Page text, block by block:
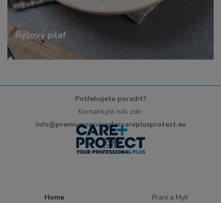
Rýžový pilaf
Potřebujete poradit?
Kontaktujte nás zde:
info@premiumservicesforcareplusprotect.eu
Home
Praní a Mytí